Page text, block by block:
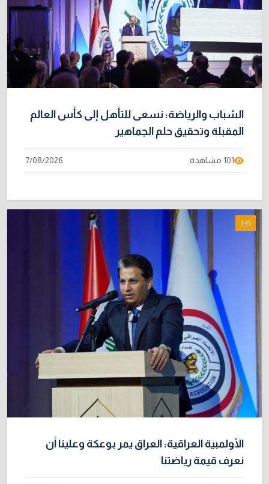
الشباب والرياضة: نسعى للتأهل إلى كأس العالم
المقبلة وتحقيق حلم الجماهير
101 مشاهدة 7/08/2026
3:45
الأولمبية العراقية: العراق يمر بوعكة وعلينا أن
نعرف قيمة رياضتنا